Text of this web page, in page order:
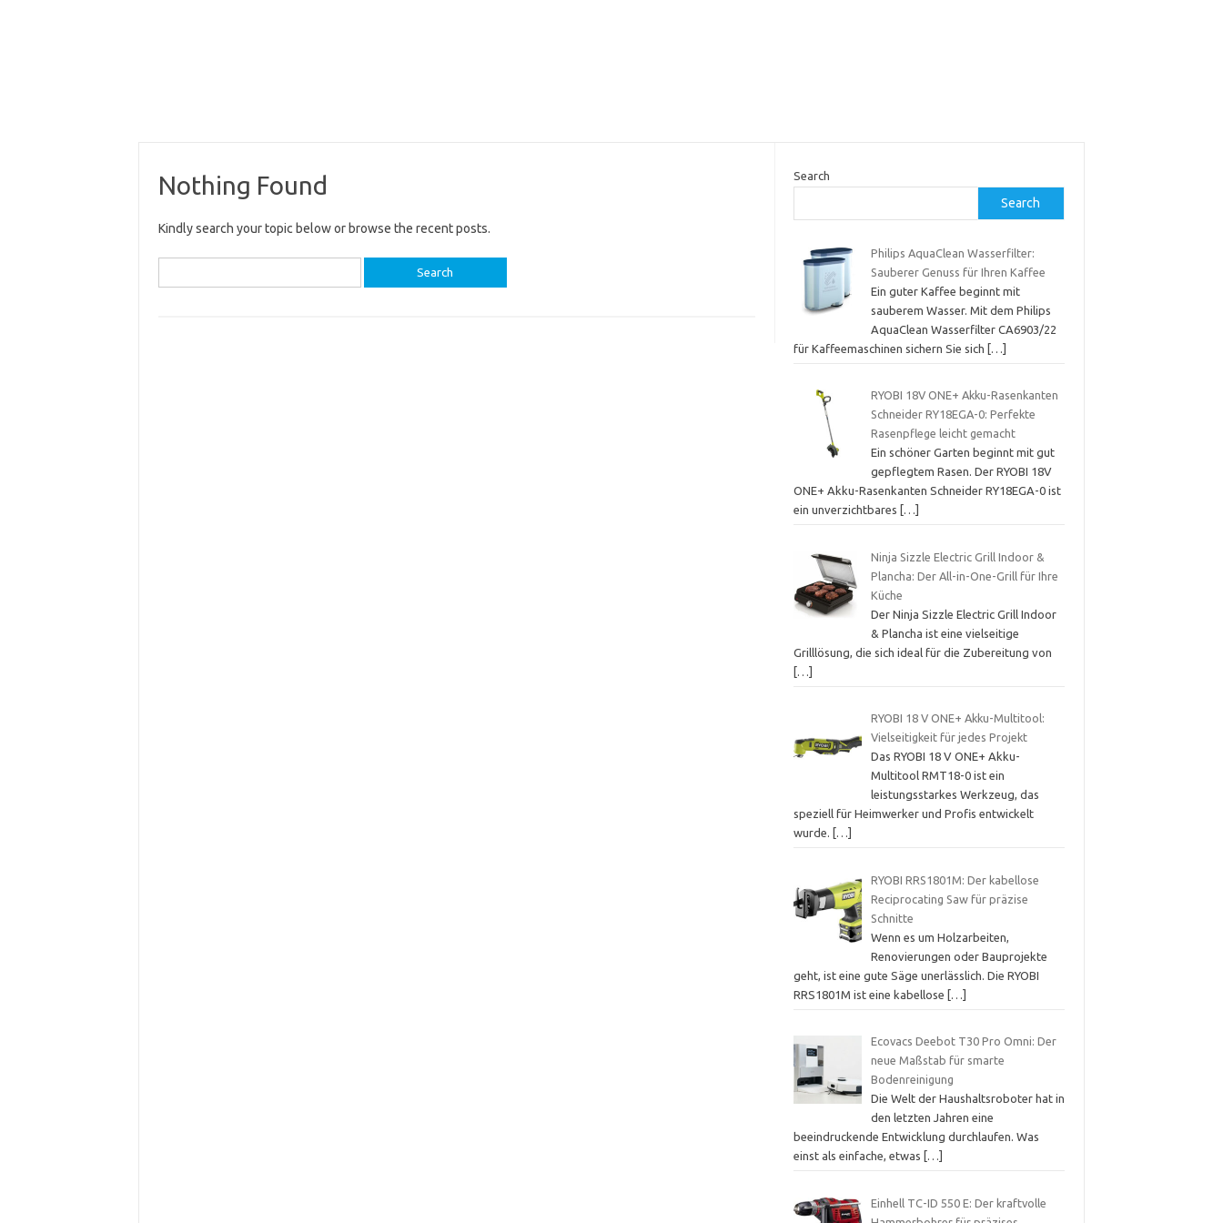
Nothing Found
Kindly search your topic below or browse the recent posts.
for:
Search
Search
Philips AquaClean Wasserfilter:
Sauberer Genuss für Ihren Kaffee
Ein guter Kaffee beginnt mit
sauberem Wasser. Mit dem Philips
AquaClean Wasserfilter CA6903/22
für Kaffeemaschinen sichern Sie sich
[…]
RYOBI 18V ONE+ Akku-Rasenkanten
Schneider RY18EGA-0: Perfekte
Rasenpflege leicht gemacht
Ein schöner Garten beginnt mit gut
gepflegtem Rasen. Der RYOBI 18V
ONE+ Akku-Rasenkanten Schneider RY18EGA-0 ist
ein unverzichtbares
[…]
Ninja Sizzle Electric Grill Indoor &
Plancha: Der All-in-One-Grill für Ihre
Küche
Der Ninja Sizzle Electric Grill Indoor
& Plancha ist eine vielseitige
Grilllösung, die sich ideal für die Zubereitung von
[…]
RYOBI 18 V ONE+ Akku-Multitool:
Vielseitigkeit für jedes Projekt
Das RYOBI 18 V ONE+ Akku-
Multitool RMT18-0 ist ein
leistungsstarkes Werkzeug, das
speziell für Heimwerker und Profis entwickelt
wurde.
[…]
RYOBI RRS1801M: Der kabellose
Reciprocating Saw für präzise
Schnitte
Wenn es um Holzarbeiten,
Renovierungen oder Bauprojekte
geht, ist eine gute Säge unerlässlich. Die RYOBI
RRS1801M ist eine kabellose
[…]
Ecovacs Deebot T30 Pro Omni: Der
neue Maßstab für smarte
Bodenreinigung
Die Welt der Haushaltsroboter hat in
den letzten Jahren eine
beeindruckende Entwicklung durchlaufen. Was
einst als einfache, etwas
[…]
Einhell TC-ID 550 E: Der kraftvolle